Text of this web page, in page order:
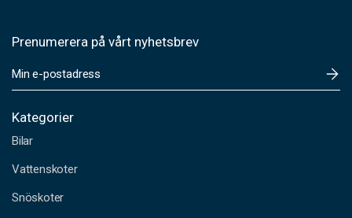
Prenumerera på vårt nyhetsbrev
-
o
t
a
r
Kategorier
Bilar
Vattenskoter
Snöskoter